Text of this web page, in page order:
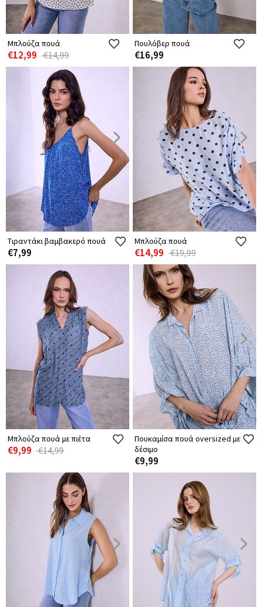
Μπλούζα πουά
€12,99 €14,99
Πουλόβερ πουά
€16,99
Τιραντάκι βαμβακερό πουά
€7,99
Μπλούζα πουά
€14,99 €19,99
Μπλούζα πουά με πιέτα
€9,99 €14,99
Πουκαμίσα πουά oversized με
δέσιμο
€9,99